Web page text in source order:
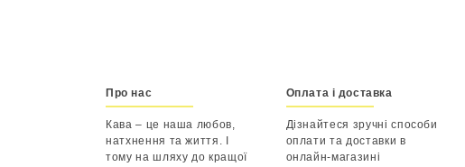
Про нас
Кава – це наша любов,
натхнення та життя. І
тому на шляху до кращої
Оплата і доставка
Дізнайтеся зручні способи
оплати та доставки в
онлайн-магазині